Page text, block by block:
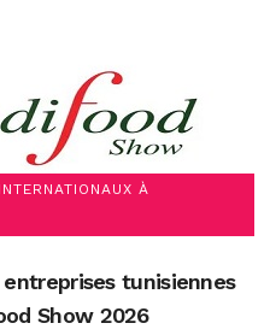
À
tunisiennes
Show 2026